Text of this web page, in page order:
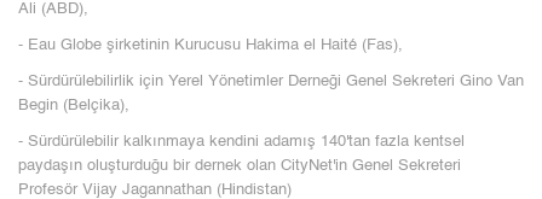
Ali (ABD),
- Eau Globe şirketinin Kurucusu Hakima el Haité (Fas),
- Sürdürülebilirlik için Yerel Yönetimler Derneği Genel Sekreteri Gino Van
Begin (Belçika),
- Sürdürülebilir kalkınmaya kendini adamış 140'tan fazla kentsel
paydaşın oluşturduğu bir dernek olan CityNet'in Genel Sekreteri
Profesör Vijay Jagannathan (Hindistan)